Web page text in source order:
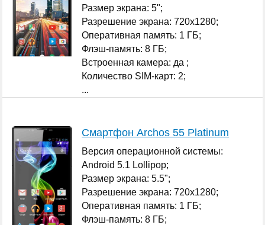
Размер экрана: 5";
Разрешение экрана: 720x1280;
Оперативная память: 1 ГБ;
Флэш-память: 8 ГБ;
Встроенная камера: да ;
Количество SIM-карт: 2;
...
Смартфон Archos 55 Platinum
Версия операционной системы:
Android 5.1 Lollipop;
Размер экрана: 5.5";
Разрешение экрана: 720x1280;
Оперативная память: 1 ГБ;
Флэш-память: 8 ГБ;